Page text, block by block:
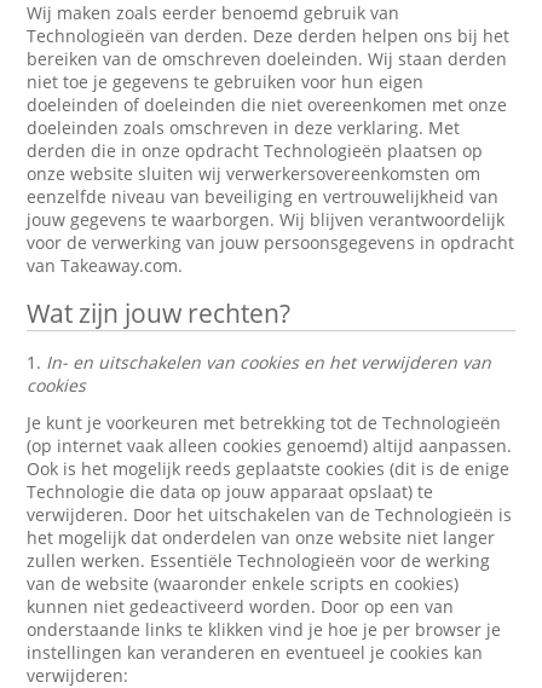
Wij maken zoals eerder benoemd gebruik van
Technologieën van derden. Deze derden helpen ons bij het
bereiken van de omschreven doeleinden. Wij staan derden
niet toe je gegevens te gebruiken voor hun eigen
doeleinden of doeleinden die niet overeenkomen met onze
doeleinden zoals omschreven in deze verklaring. Met
derden die in onze opdracht Technologieën plaatsen op
onze website sluiten wij verwerkersovereenkomsten om
eenzelfde niveau van beveiliging en vertrouwelijkheid van
jouw gegevens te waarborgen. Wij blijven verantwoordelijk
voor de verwerking van jouw persoonsgegevens in opdracht
van Takeaway.com.
Wat zijn jouw rechten?
1. In- en uitschakelen van cookies en het verwijderen van
cookies
Je kunt je voorkeuren met betrekking tot de Technologieën
(op internet vaak alleen cookies genoemd) altijd aanpassen.
Ook is het mogelijk reeds geplaatste cookies (dit is de enige
Technologie die data op jouw apparaat opslaat) te
verwijderen. Door het uitschakelen van de Technologieën is
het mogelijk dat onderdelen van onze website niet langer
zullen werken. Essentiële Technologieën voor de werking
van de website (waaronder enkele scripts en cookies)
kunnen niet gedeactiveerd worden. Door op een van
onderstaande links te klikken vind je hoe je per browser je
instellingen kan veranderen en eventueel je cookies kan
verwijderen: